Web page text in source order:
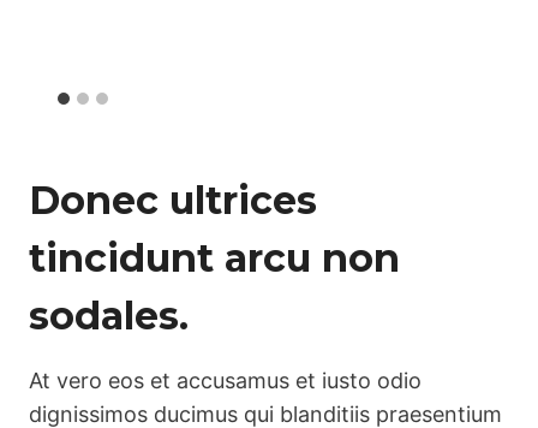
Donec ultrices
tincidunt arcu non
sodales.
At vero eos et accusamus et iusto odio
dignissimos ducimus qui blanditiis praesentium